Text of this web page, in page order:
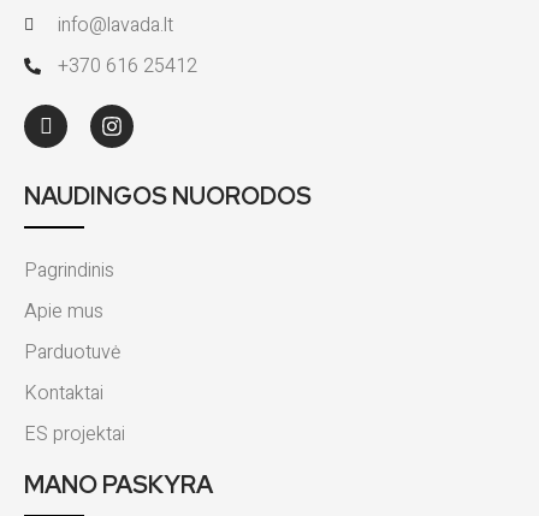
info@lavada.lt
+370 616 25412
NAUDINGOS NUORODOS
Pagrindinis
Apie mus
Parduotuvė
Kontaktai
ES projektai
MANO PASKYRA